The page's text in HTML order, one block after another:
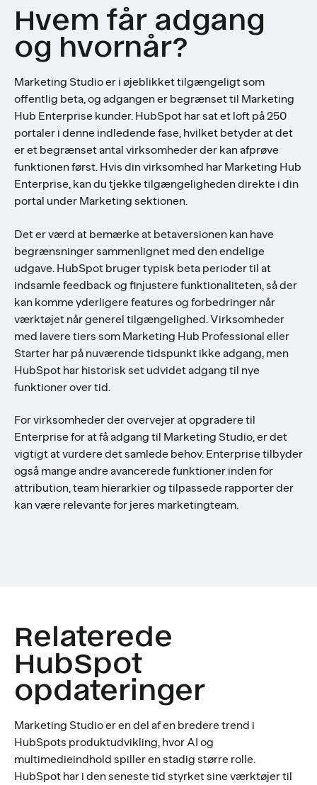
Hvem får adgang
og hvornår?
Marketing Studio er i øjeblikket tilgængeligt som
offentlig beta, og adgangen er begrænset til Marketing
Hub Enterprise kunder. HubSpot har sat et loft på 250
portaler i denne indledende fase, hvilket betyder at det
er et begrænset antal virksomheder der kan afprøve
funktionen først. Hvis din virksomhed har Marketing Hub
Enterprise, kan du tjekke tilgængeligheden direkte i din
portal under Marketing sektionen.
Det er værd at bemærke at betaversionen kan have
begrænsninger sammenlignet med den endelige
udgave. HubSpot bruger typisk beta perioder til at
indsamle feedback og finjustere funktionaliteten, så der
kan komme yderligere features og forbedringer når
værktøjet når generel tilgængelighed. Virksomheder
med lavere tiers som Marketing Hub Professional eller
Starter har på nuværende tidspunkt ikke adgang, men
HubSpot har historisk set udvidet adgang til nye
funktioner over tid.
For virksomheder der overvejer at opgradere til
Enterprise for at få adgang til Marketing Studio, er det
vigtigt at vurdere det samlede behov. Enterprise tilbyder
også mange andre avancerede funktioner inden for
attribution, team hierarkier og tilpassede rapporter der
kan være relevante for jeres marketingteam.
Relaterede
HubSpot
opdateringer
Marketing Studio er en del af en bredere trend i
HubSpots produktudvikling, hvor AI og
multimedieindhold spiller en stadig større rolle.
HubSpot har i den seneste tid styrket sine værktøjer til